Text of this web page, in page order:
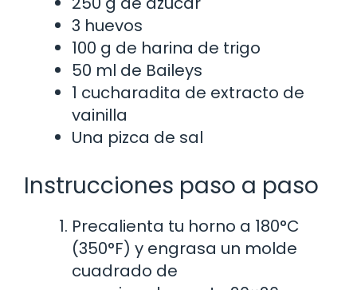
3 huevos
100 g de harina de trigo
50 ml de Baileys
1 cucharadita de extracto de
vainilla
Una pizca de sal
Instrucciones paso a paso
Precalienta tu horno a 180°C
(350°F) y engrasa un molde
cuadrado de